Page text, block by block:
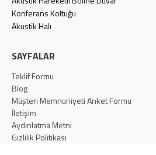
Konferans Koltuğu
Akustik Halı
SAYFALAR
Teklif Formu
Blog
Müşteri Memnuniyeti Anket Formu
İletişim
Aydınlatma Metni
Gizlilik Politikası